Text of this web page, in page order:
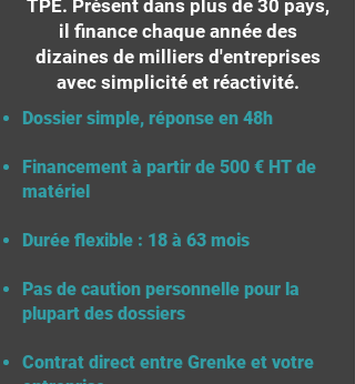
TPE. Présent dans plus de 30 pays,
il finance chaque année des
dizaines de milliers d'entreprises
avec simplicité et réactivité.
Dossier simple, réponse en 48h
Financement à partir de 500 € HT de
matériel
Durée flexible : 18 à 63 mois
Pas de caution personnelle pour la
plupart des dossiers
Contrat direct entre Grenke et votre